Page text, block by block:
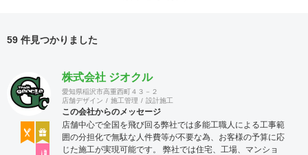
59 件見つかりました
株式会社 ジオクル
愛知県稲沢市高重西町４３－２
店舗デザイン
施工管理 設計施工
この会社からのメッセージ
店舗中心で全国を飛び回る弊社では多能工職人による工事範
囲の分担化で無駄な人件費等が不要な為、お客様の予算に応
じた施工が実現可能です。 弊社では住宅、工場、マンショ